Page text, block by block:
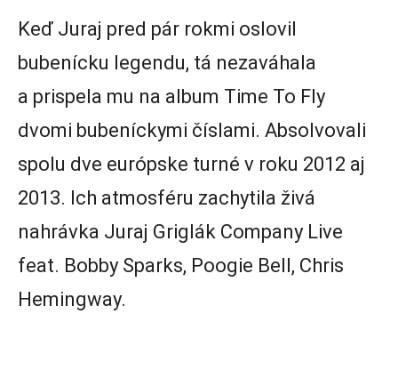
Keď Juraj pred pár rokmi oslovil
bubenícku legendu, tá nezaváhala
a prispela mu na album Time To Fly
dvomi bubeníckymi číslami. Absolvovali
spolu dve európske turné v roku 2012 aj
2013. Ich atmosféru zachytila živá
nahrávka Juraj Griglák Company Live
feat. Bobby Sparks, Poogie Bell, Chris
Hemingway.